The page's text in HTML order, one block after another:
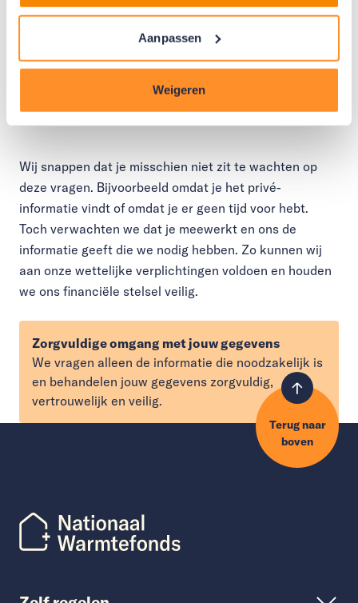
Aanpassen
Weigeren
documenten op te sturen, betekent niet dat wij je
ergens van verdenken. Of dat je iets verkeerds hebt
nodig. In de meeste gevallen is dit zo geregeld.
Moet ik meewerken?
Wij snappen dat je misschien niet zit te wachten op
deze vragen. Bijvoorbeeld omdat je het privé-
informatie vindt of omdat je er geen tijd voor hebt.
Toch verwachten we dat je meewerkt en ons de
informatie geeft die we nodig hebben. Zo kunnen wij
aan onze wettelijke verplichtingen voldoen en houden
we ons financiële stelsel veilig.
Zorgvuldige omgang met jouw gegevens
We vragen alleen de informatie die noodzakelijk is
en behandelen jouw gegevens zorgvuldig,
vertrouwelijk en veilig.
Terug naar
boven